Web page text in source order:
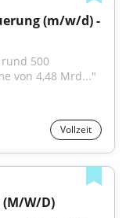
(m/w/d) -
500
von 4,48 Mrd..."
Vollzeit
W/D)